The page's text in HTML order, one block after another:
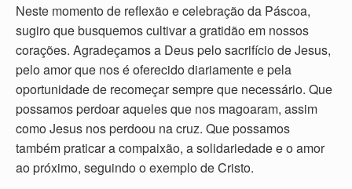
Neste momento de reflexão e celebração da Páscoa,
sugiro que busquemos cultivar a gratidão em nossos
corações. Agradeçamos a Deus pelo sacrifício de Jesus,
pelo amor que nos é oferecido diariamente e pela
oportunidade de recomeçar sempre que necessário. Que
possamos perdoar aqueles que nos magoaram, assim
como Jesus nos perdoou na cruz. Que possamos
também praticar a compaixão, a solidariedade e o amor
ao próximo, seguindo o exemplo de Cristo.